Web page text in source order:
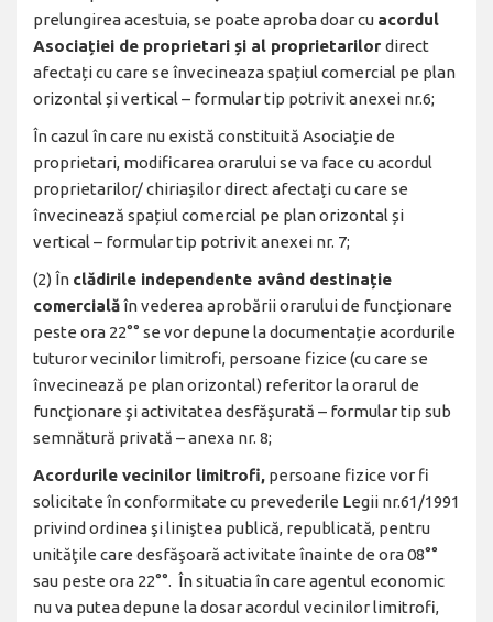
prelungirea acestuia, se poate aproba doar cu acordul
Asociației de proprietari și al proprietarilor direct
afectați cu care se învecineaza spațiul comercial pe plan
orizontal și vertical – formular tip potrivit anexei nr.6;
În cazul în care nu există constituită Asociație de
proprietari, modificarea orarului se va face cu acordul
proprietarilor/ chiriașilor direct afectați cu care se
învecinează spațiul comercial pe plan orizontal și
vertical – formular tip potrivit anexei nr. 7;
(2) În clădirile independente având destinație
comercialăîn vederea aprobării orarului de funcționare
peste ora 22°° se vor depune la documentație acordurile
tuturor vecinilor limitrofi, persoane fizice (cu care se
învecinează pe plan orizontal) referitor la orarul de
funcţionare şi activitatea desfăşurată – formular tip sub
semnătură privată – anexa nr. 8;
Acordurile vecinilor limitrofi, persoane fizice vor fi
solicitate în conformitate cu prevederile Legii nr.61/1991
privind ordinea şi liniştea publică, republicată, pentru
unităţile care desfăşoară activitate înainte de ora 08°°
sau peste ora 22°°. În situatia în care agentul economic
nu va putea depune la dosar acordul vecinilor limitrofi,